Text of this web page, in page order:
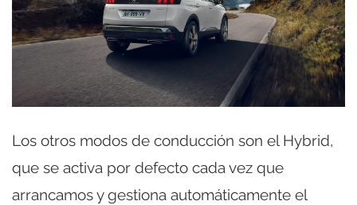
Los otros modos de conducción son el Hybrid,
que se activa por defecto cada vez que
arrancamos y gestiona automáticamente el